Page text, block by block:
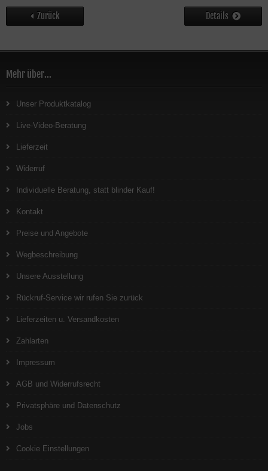
Zurück Details
Mehr über...
Unser Produktkatalog
Live-Video-Beratung
Lieferzeit
Widerruf
Individuelle Beratung, statt blinder Kauf!
Kontakt
Preise und Angebote
Wegbeschreibung
Unsere Ausstellung
Rückruf-Service wir rufen Sie zurück
Lieferzeiten u. Versandkosten
Zahlarten
Impressum
AGB und Widerrufsrecht
Privatsphäre und Datenschutz
Jobs
Cookie Einstellungen